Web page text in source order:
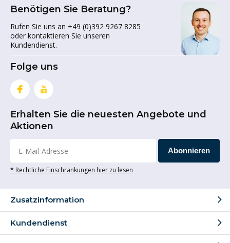
Benötigen Sie Beratung?
Rufen Sie uns an +49 (0)392 9267 8285
oder kontaktieren Sie unseren
Kundendienst.
Folge uns
Erhalten Sie die neuesten Angebote und
Aktionen
Abonnieren
* Rechtliche Einschränkungen hier zu lesen
Zusatzinformation
Kundendienst